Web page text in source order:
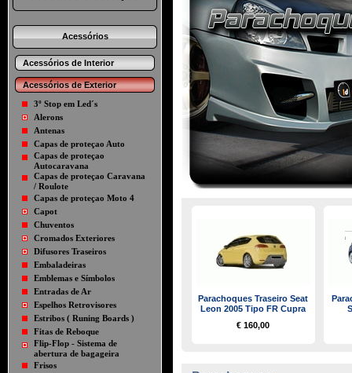
Acessórios
Acessórios de Interior
Acessórios de Exterior
3º Stop em Led´s
Alerons
Antenas
Capas de proteçao Auto
Capas de proteçao
Autocaravana
Capas de proteçao Caravana
/ Roulote
Capas de proteçao Moto 4
Capot
Chuventos
Cromados Exteriores
Difusores Traseiros
Embaladeiras
Emblemas e Símbolos
Entradas de Ar
Espelhos Retrovisores
Estribos ( Runing Boards )
Fitas de Reboque
Flip-Flop - Sistema de
abertura de bagageira
Frisos
Parachoques Traseiro Seat
Leon 2005 Tipo FR Cupra
€ 160,00